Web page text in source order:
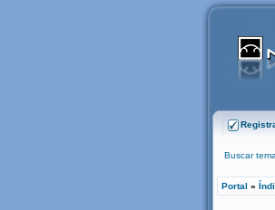
Buscar
Portal »